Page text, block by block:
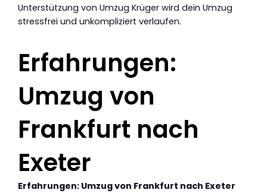
Unterstützung von Umzug Krüger wird dein Umzug
stressfrei und unkompliziert verlaufen.
Erfahrungen:
Umzug von
Frankfurt nach
Exeter
Erfahrungen: Umzug von Frankfurt nach Exeter